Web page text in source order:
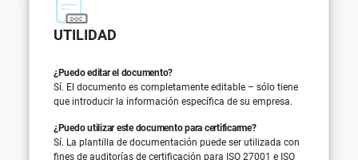
UTILIDAD
¿Puedo editar el documento?
Sí. El documento es completamente editable – sólo tiene
que introducir la información específica de su empresa.
¿Puedo utilizar este documento para certificarme?
Sí. La plantilla de documentación puede ser utilizada con
fines de auditorías de certificación para ISO 27001 e ISO